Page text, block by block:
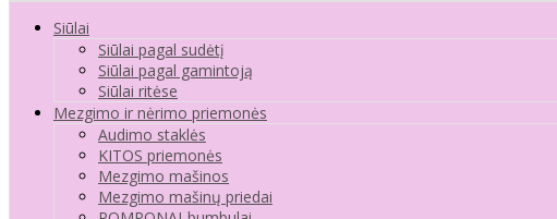
Siūlai
Siūlai pagal sudėtį
Siūlai pagal gamintoją
Siūlai ritėse
Mezgimo ir nėrimo priemonės
Audimo staklės
KITOS priemonės
Mezgimo mašinos
Mezgimo mašinų priedai